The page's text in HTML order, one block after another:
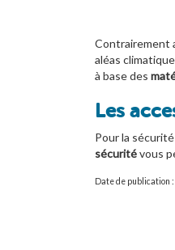
Contrairement
aléas
à base des
Les
Pour la
sécuritévous
Date de publication